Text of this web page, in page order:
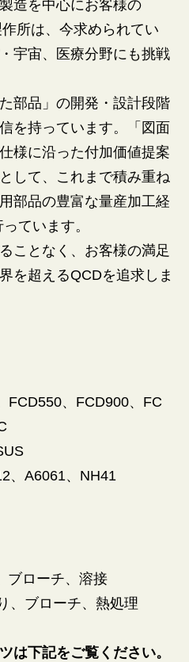
造を中心にお客様の
所は、今求められてい
宇宙、医療分野にも挑戦
部品」の開発・設計段階
を持っています。「図面
様に沿った付加価値提案
して、これまで積み重ね
部品の豊富な量産加工経
ています。
ことなく、お客様の満足
を超えるQCDを追求しま
FCD550、FCD900、FC
、A6061、NH41
ブローチ、溶接
、ブローチ、熱処理
は下記をご覧ください。